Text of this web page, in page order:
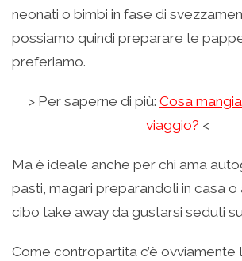
neonati o bimbi in fase di
possiamo quindi preparare le
preferiamo.
> Per saperne di più: Cosa
viaggio? <
Ma è ideale anche per chi ama
pasti, magari preparandoli in casa
cibo take away da gustarsi seduti
Come contropartita c’è ovviamente